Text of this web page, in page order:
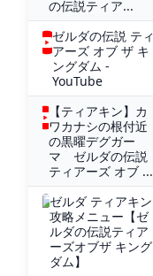
の伝説ティア...
ゼルダの伝説 ティ
アーズ オブ ザ キ
ングダム -
YouTube
【ティアキン】カ
ワカナシの根付近
の黒曜デグガー
マ ゼルダの伝説
ティアーズ オブ ...
ゼルダ ティアキン
攻略メニュー【ゼ
ルダの伝説ティア
ーズオブザ キング
ダム】